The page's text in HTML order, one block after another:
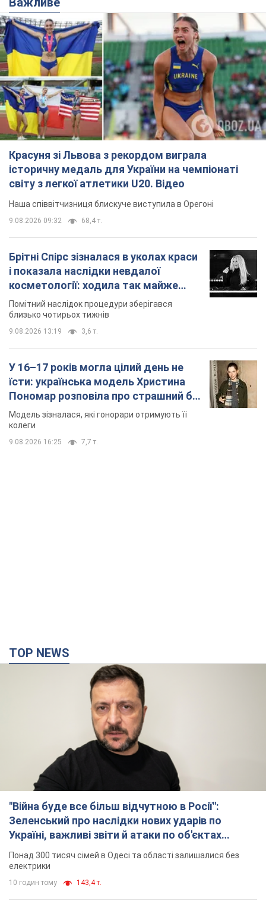
Красуня зі Львова з рекордом виграла
історичну медаль для України на чемпіонаті
світу з легкої атлетики U20. Відео
Наша співвітчизниця блискуче виступила в Орегоні
9.08.2026 09:32 68,4 т.
Брітні Спірс зізналася в уколах краси
і показала наслідки невдалої
косметології: ходила так майже
місяць
Помітний наслідок процедури зберігався
близько чотирьох тижнів
9.08.2026 13:19 3,6 т.
У 16–17 років могла цілий день не
їсти: українська модель Христина
Пономар розповіла про страшний бік
модельної кар’єри
Модель зізналася, які гонорари отримують її
колеги
9.08.2026 16:25 7,7 т.
TOP NEWS
"Війна буде все більш відчутною в Росії":
Зеленський про наслідки нових ударів по
Україні, важливі звіти й атаки по об'єктах
ворога. Відео
Понад 300 тисяч сімей в Одесі та області залишалися без
електрики
10 годин тому 143,4 т.